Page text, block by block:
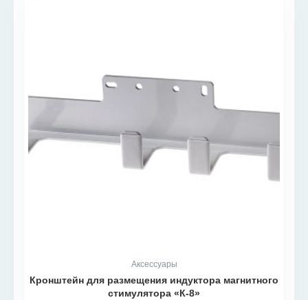
Аксессуары
Кронштейн для размещения индуктора магнитного
стимулятора «К-8»